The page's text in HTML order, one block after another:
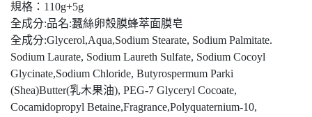
規格：110g+5g
全成分:品名:蠶絲卵殼膜蜂萃面膜皂
全成分:Glycerol,Aqua,Sodium Stearate, Sodium Palmitate.
Sodium Laurate, Sodium Laureth Sulfate, Sodium Cocoyl
Glycinate,Sodium Chloride, Butyrospermum Parki
(Shea)Butter(乳木果油), PEG-7 Glyceryl Cocoate,
Cocamidopropyl Betaine,Fragrance,Polyquaternium-10,